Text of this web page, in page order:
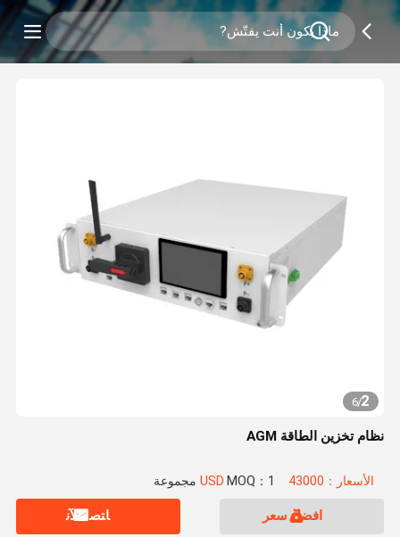
2
/
6
نظام تخزين الطاقة AGM
الأسعار：43000 USD MOQ：1 مجموعة
افضل سعر ﺎﺘﺼﻟ ﺍﻶﻧ